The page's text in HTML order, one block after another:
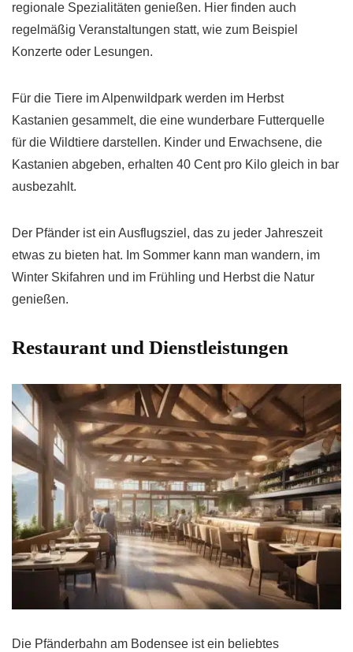
regionale Spezialitäten genießen. Hier finden auch
regelmäßig Veranstaltungen statt, wie zum Beispiel
Konzerte oder Lesungen.
Für die Tiere im Alpenwildpark werden im Herbst
Kastanien gesammelt, die eine wunderbare Futterquelle
für die Wildtiere darstellen. Kinder und Erwachsene, die
Kastanien abgeben, erhalten 40 Cent pro Kilo gleich in bar
ausbezahlt.
Der Pfänder ist ein Ausflugsziel, das zu jeder Jahreszeit
etwas zu bieten hat. Im Sommer kann man wandern, im
Winter Skifahren und im Frühling und Herbst die Natur
genießen.
Restaurant und Dienstleistungen
Die Pfänderbahn am Bodensee ist ein beliebtes